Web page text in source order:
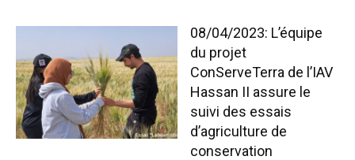
08/04/2023: L’équipe
du projet
ConServeTerra de l’IAV
Hassan II assure le
suivi des essais
d’agriculture de
conservation